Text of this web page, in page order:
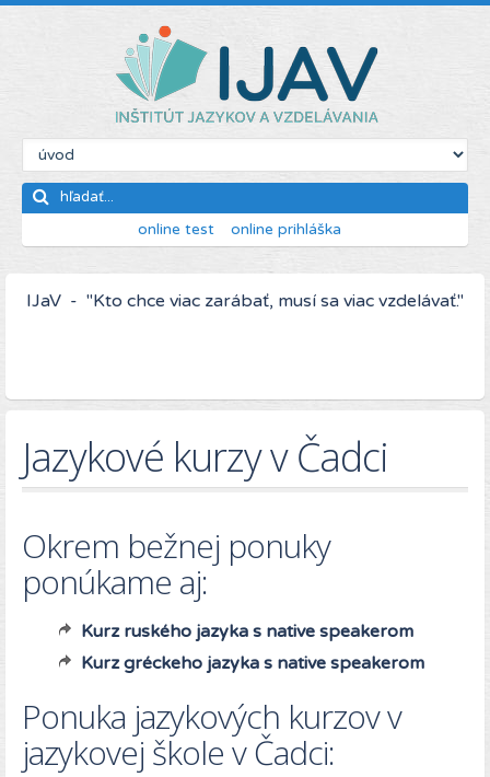
online test online prihláška
IJaV - "Kto chce viac zarábať, musí sa viac vzdelávať."
Jazykové kurzy v Čadci
Okrem bežnej ponuky
ponúkame aj:
Kurz ruského jazyka s native speakerom
Kurz gréckeho jazyka s native speakerom
Ponuka jazykových kurzov v
jazykovej škole v Čadci: